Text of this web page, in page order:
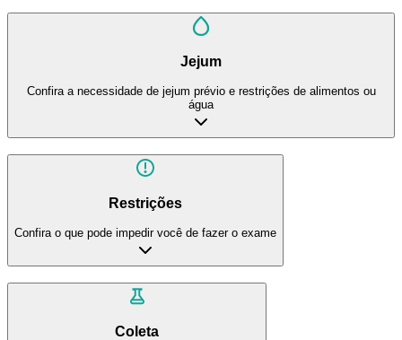
Jejum
Confira a necessidade de jejum prévio e restrições de alimentos ou
água
Restrições
Confira o que pode impedir você de fazer o exame
Coleta